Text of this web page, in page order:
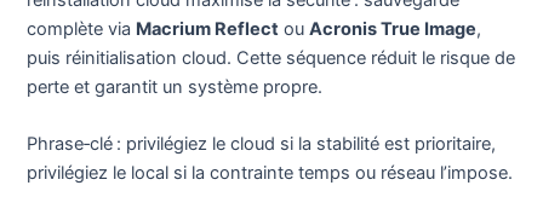
complète via Macrium Reflect ouAcronis True Image,
puis réinitialisation cloud. Cette séquence réduit le risque de
perte et garantit un système propre.
Phrase‑clé : privilégiez le cloud si la stabilité est prioritaire,
privilégiez le local si la contrainte temps ou réseau l’impose.